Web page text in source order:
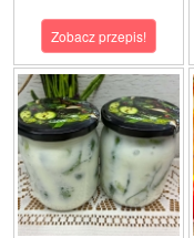
Zobacz przepis!